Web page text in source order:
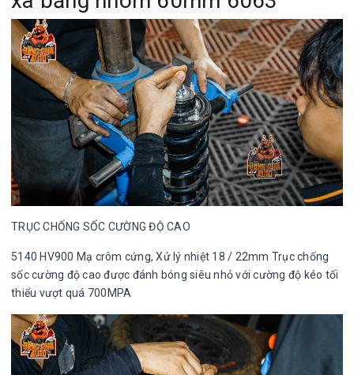
TRỤC CHỐNG SỐC CƯỜNG ĐỘ CAO
5140 HV900 Mạ crôm cứng, Xử lý nhiệt 18 / 22mm Trục chống
sốc cường độ cao được đánh bóng siêu nhỏ với cường độ kéo tối
thiểu vượt quá 700MPA